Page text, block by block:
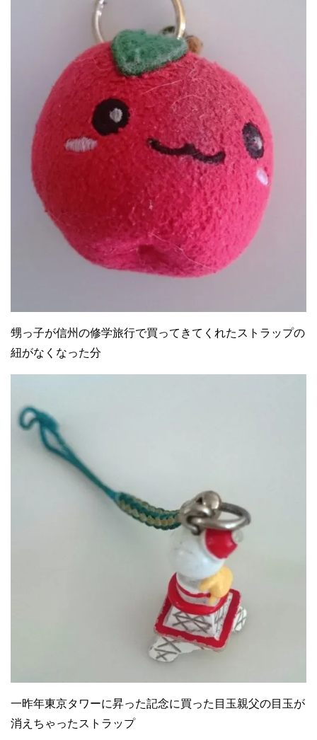
甥っ子が信州の修学旅行で買ってきてくれたストラップの
紐がなくなった分
一昨年東京タワーに昇った記念に買った目玉親父の目玉が
消えちゃったストラップ